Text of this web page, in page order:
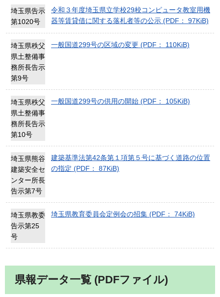
埼玉県告示
第1020号
令和３年度埼玉県立学校29校コンピュータ教室用機
器等賃貸借に関する落札者等の公示 (PDF： 97KiB)
埼玉県秩父
県土整備事
務所長告示
第9号
一般国道299号の区域の変更 (PDF： 110KiB)
埼玉県秩父
県土整備事
務所長告示
第10号
一般国道299号の供用の開始 (PDF： 105KiB)
埼玉県熊谷
建築安全セ
ンター所長
告示第7号
建築基準法第42条第１項第５号に基づく道路の位置
の指定 (PDF： 87KiB)
埼玉県教委
告示第25
号
埼玉県教育委員会定例会の招集 (PDF： 74KiB)
県報データ一覧 (PDFファイル)